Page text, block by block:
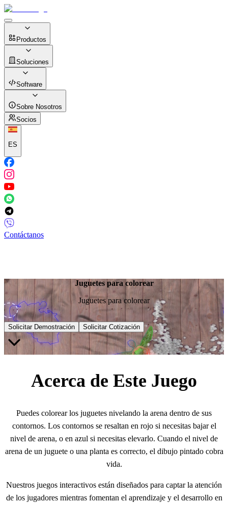
Productos
Soluciones
Software
Sobre Nosotros
Socios
ES
Contáctanos
Juguetes para colorear
Juguetes para colorear
Solicitar Demostración Solicitar Cotización
Acerca de Este Juego
Puedes colorear los juguetes nivelando la arena dentro de sus
contornos. Los contornos se resaltan en rojo si necesitas bajar el
nivel de arena, o en azul si necesitas elevarlo. Cuando el nivel de
arena de un juguete o una planta es correcto, el dibujo pintado cobra
vida.
Nuestros juegos interactivos están diseñados para captar la atención
de los jugadores mientras fomentan el aprendizaje y el desarrollo en